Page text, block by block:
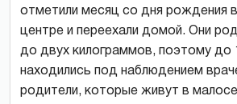
отметили месяц со дня рождения
центре и переехали домой. Они
до двух килограммов, поэтому до
находились под наблюдением
родители, которые живут в